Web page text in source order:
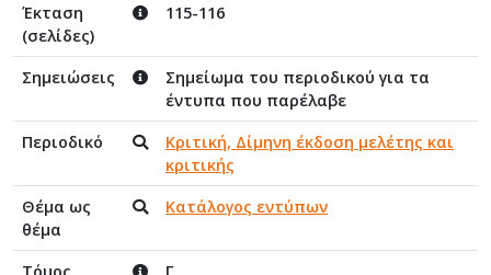
Έκταση
(σελίδες)
115-116
Σημειώσεις
Σημείωμα του περιοδικού για τα
έντυπα που παρέλαβε
Περιοδικό
Κριτική, Δίμηνη έκδοση μελέτης και
κριτικής
Θέμα ως
θέμα
Κατάλογος εντύπων